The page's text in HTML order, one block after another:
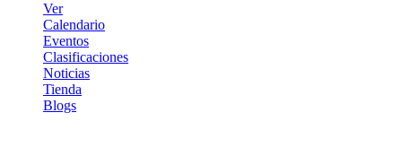
Ver
Calendario
Eventos
Clasificaciones
Noticias
Tienda
Blogs